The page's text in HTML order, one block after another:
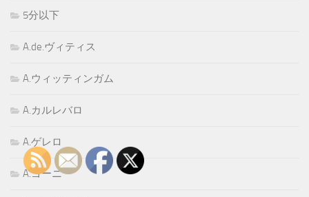
5分以下
A.de.ヴィティス
A.ウィッティンガム
A.カルレバロ
A.ゲレロ
A.ゴーニ